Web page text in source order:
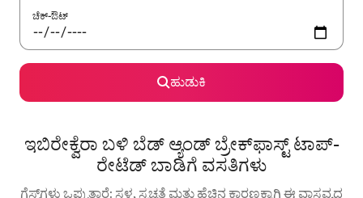
ಚೆಕ್-ಔಟ್
ಹುಡುಕಿ
ಇಬಿರೇಕ್ವೆರಾ ಬಳಿ ಬೆಡ್ ಆ್ಯಂಡ್ ಬ್ರೇಕ್‌ಫಾಸ್ಟ್‌‌ ಟಾಪ್-
ರೇಟೆಡ್ ಬಾಡಿಗೆ ವಸತಿಗಳು
ಗೆಸ್ಟ್‌ಗಳು ಒಪ್ಪುತ್ತಾರೆ: ಸ್ಥಳ, ಸ್ವಚ್ಛತೆ ಮತ್ತು ಹೆಚ್ಚಿನ ಕಾರಣಕ್ಕಾಗಿ ಈ ವಾಸ್ತವ್ಯದ